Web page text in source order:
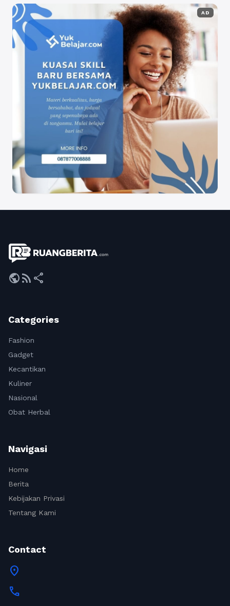
AD
publicrss_feed share
Categories
Fashion
Gadget
Kecantikan
Kuliner
Nasional
Obat Herbal
Navigasi
Home
Berita
Kebijakan Privasi
Tentang Kami
Contact
location_on
call